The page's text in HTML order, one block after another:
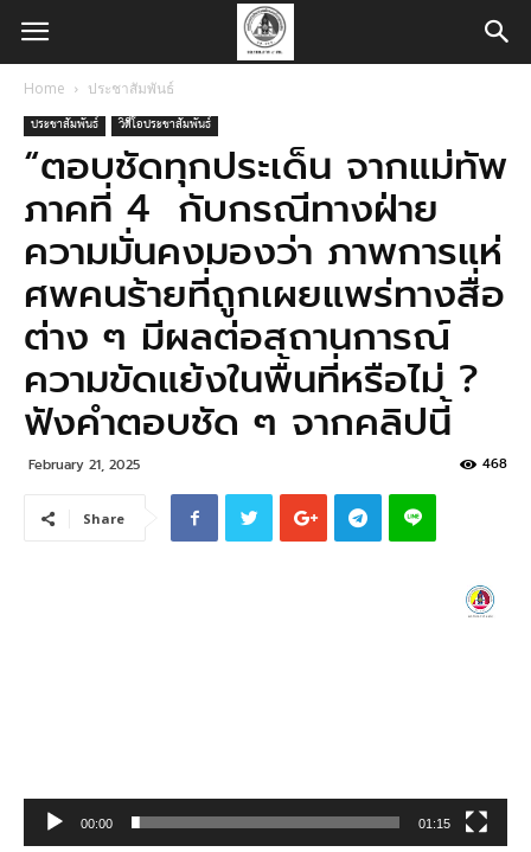
Home ประชาสัมพันธ์
ประชาสัมพันธ์ วิดีโอประชาสัมพันธ์
“ตอบชัดทุกประเด็น จากแม่ทัพ
ภาคที่ 4 กับกรณีทางฝ่าย
ความมั่นคงมองว่า ภาพการแห่
ศพคนร้ายที่ถูกเผยแพร่ทางสื่อ
ต่าง ๆ มีผลต่อสถานการณ์
ความขัดแย้งในพื้นที่หรือไม่ ?
ฟังคำตอบชัด ๆ จากคลิปนี้️
February 21, 2025 468
Share
00:00 01:15